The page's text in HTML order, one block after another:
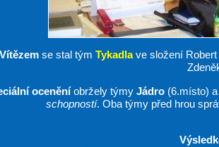
Vítězem se stal tým Tykadlave složení Robert
oceněníobržely týmy Jádro(6.místo) a
schopností. Oba týmy před hrou